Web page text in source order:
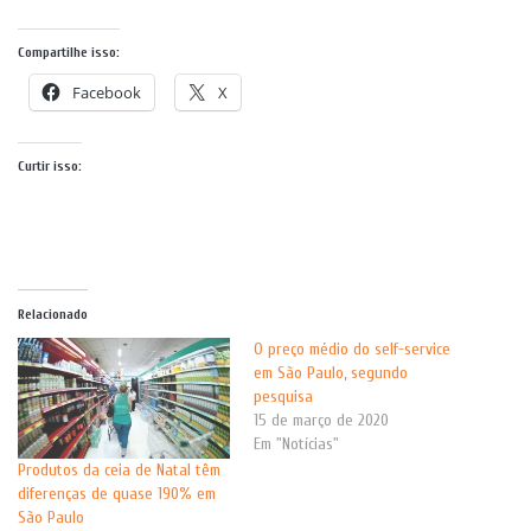
Compartilhe isso:
Facebook X
Curtir isso:
Relacionado
Produtos da ceia de Natal têm
diferenças de quase 190% em
São Paulo
O preço médio do self-service
em São Paulo, segundo
pesquisa
15 de março de 2020
Em "Notícias"